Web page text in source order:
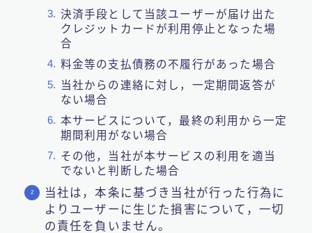
決済手段として当該ユーザーが届け出た
クレジットカードが利用停止となった場
合
料金等の支払債務の不履行があった場合
当社からの連絡に対し，一定期間返答が
ない場合
本サービスについて，最終の利用から一定
期間利用がない場合
その他，当社が本サービスの利用を適当
でないと判断した場合
当社は，本条に基づき当社が行った行為に
よりユーザーに生じた損害について，一切
の責任を負いません。